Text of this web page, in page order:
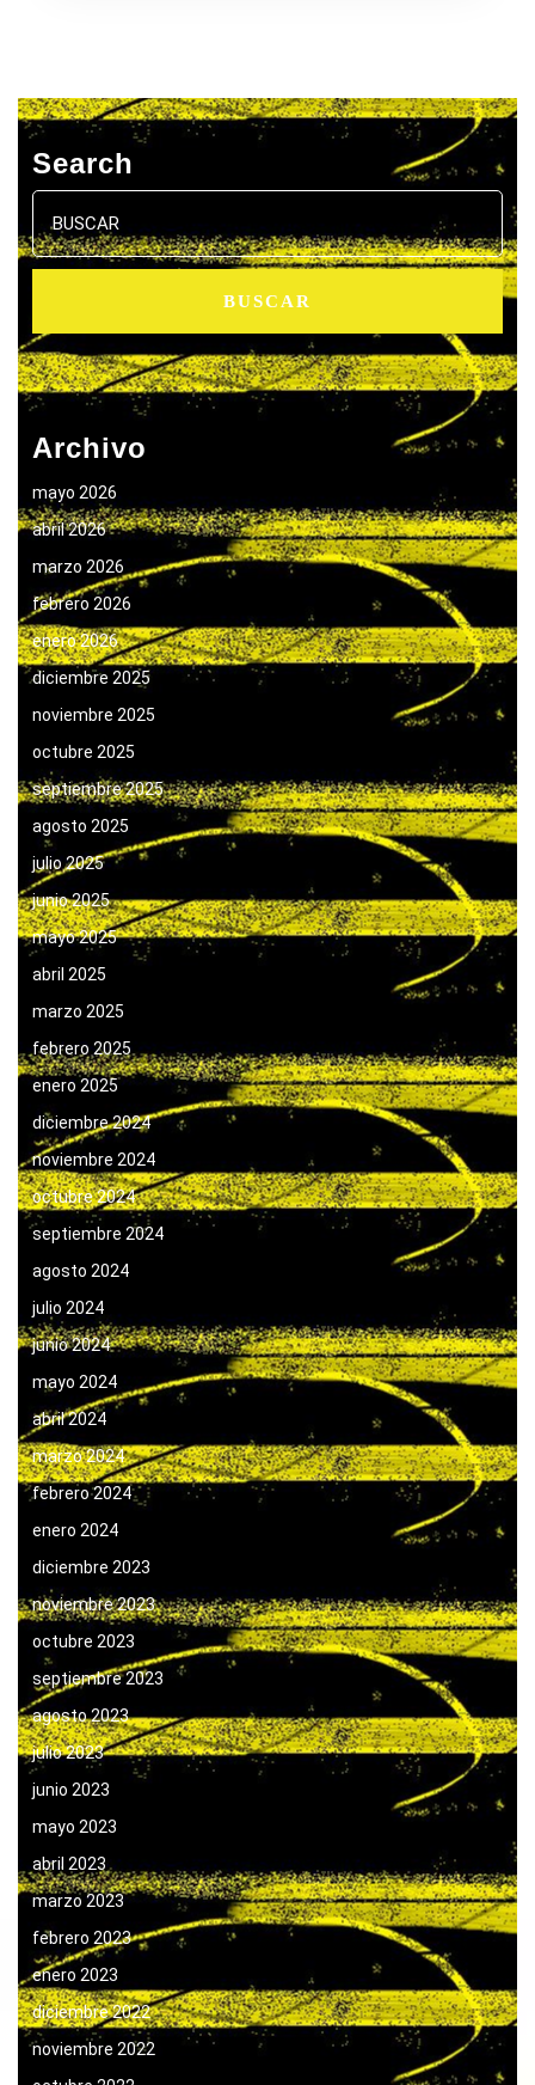
Search
Buscar:
Archivo
mayo 2026
abril 2026
marzo 2026
febrero 2026
enero 2026
diciembre 2025
noviembre 2025
octubre 2025
septiembre 2025
agosto 2025
julio 2025
junio 2025
mayo 2025
abril 2025
marzo 2025
febrero 2025
enero 2025
diciembre 2024
noviembre 2024
octubre 2024
septiembre 2024
agosto 2024
julio 2024
junio 2024
mayo 2024
abril 2024
marzo 2024
febrero 2024
enero 2024
diciembre 2023
noviembre 2023
octubre 2023
septiembre 2023
agosto 2023
julio 2023
junio 2023
mayo 2023
abril 2023
marzo 2023
febrero 2023
enero 2023
diciembre 2022
noviembre 2022